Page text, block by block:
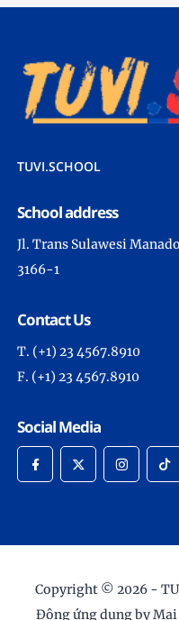
TUVI.SCHOOL
School address
Jl. Trans Sulawesi
3166-1
Contact Us
T. (+1) 23 4567.8910
F. (+1) 23 4567.8910
Social Media
Copyright © 2026 -
Đông ứng dụng by